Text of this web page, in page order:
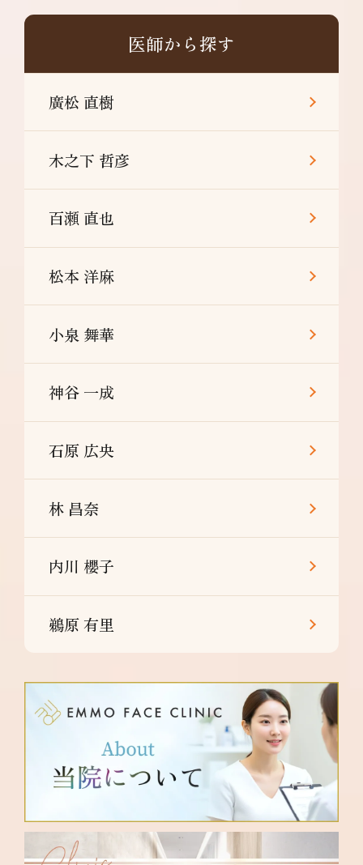
医師から探す
廣松 直樹
木之下 哲彦
百瀬 直也
松本 洋麻
小泉 舞華
神谷 一成
石原 広央
林 昌奈
内川 櫻子
鵜原 有里